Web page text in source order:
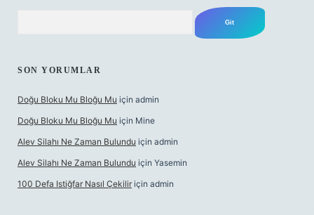
SON YORUMLAR
Doğu Bloku Mu Bloğu Mu için admin
Doğu Bloku Mu Bloğu Mu için Mine
Alev Silahı Ne Zaman Bulundu için admin
Alev Silahı Ne Zaman Bulundu için Yasemin
100 Defa Istiğfar Nasıl Çekilir için admin